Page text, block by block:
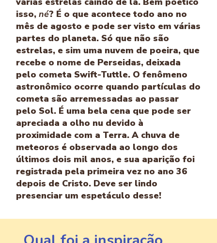
isso, né? É o que acontece todo ano no
mês de agosto e pode ser visto em várias
partes do planeta. Só que não são
estrelas, e sim uma nuvem de poeira, que
recebe o nome de Perseidas, deixada
pelo cometa Swift-Tuttle. O fenômeno
astronômico ocorre quando partículas do
cometa são arremessadas ao passar
pelo Sol. É uma bela cena que pode ser
apreciada a olho nu devido à
proximidade com a Terra. A chuva de
meteoros é observada ao longo dos
últimos dois mil anos, e sua aparição foi
registrada pela primeira vez no ano 36
depois de Cristo. Deve ser lindo
presenciar um espetáculo desse!